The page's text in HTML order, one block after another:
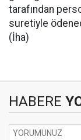
tarafından
suretiyle
(İha)
HABERE